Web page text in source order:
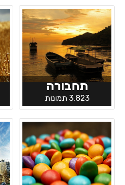
תחבורה
3,823 תמונות